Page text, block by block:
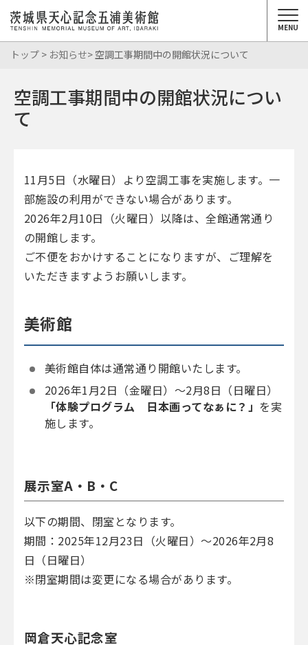
MENU
トップ > お知らせ> 空調工事期間中の開館状況について
空調工事期間中の開館状況につい
て
11月5日（水曜日）より空調工事を実施します。一
部施設の利用ができない場合があります。
2026年2月10日（火曜日）以降は、全館通常通り
の開館します。
ご不便をおかけすることになりますが、ご理解を
いただきますようお願いします。
美術館
美術館自体は通常通り開館いたします。
2026年1月2日（金曜日）～2月8日（日曜日）
「体験プログラム 日本画ってなぁに？」 を実
施します。
展示室A・B・C
以下の期間、閉室となります。
期間：2025年12月23日（火曜日）～2026年2月8
日（日曜日）
※閉室期間は変更になる場合があります。
岡倉天心記念室